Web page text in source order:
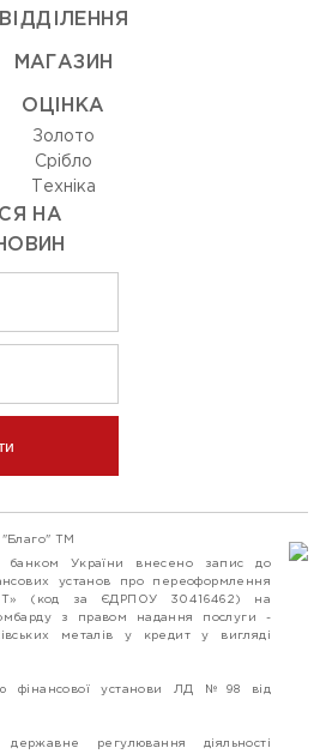
ВIДДIЛЕННЯ
МАГАЗИН
ОЦIНКА
Золото
Срiбло
Технiка
НА
ТМ
банком України внесено запис до
установ про переоформлення
(код за ЄДРПОУ 30416462) на
з правом надання послуги -
металів у кредит у вигляді
фінансової установи ЛД №98 від
регулювання діяльності